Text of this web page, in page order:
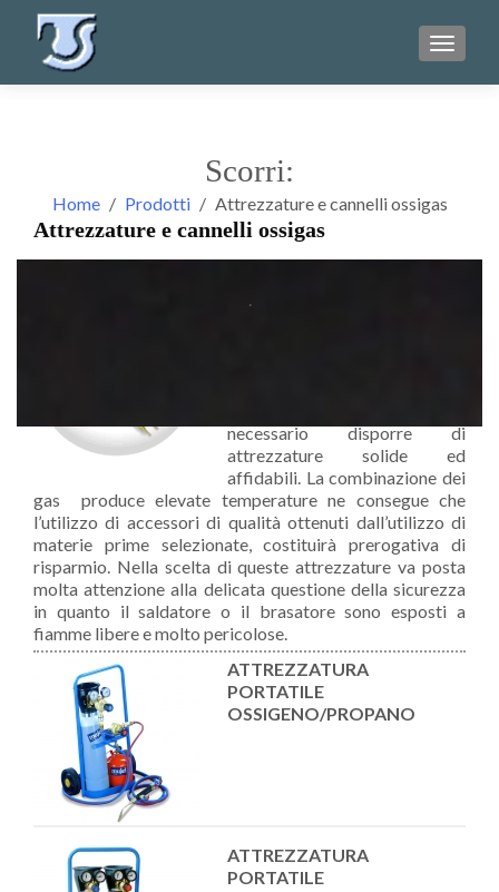
Scorri:
Home Prodotti Attrezzature e cannelli ossigas
Attrezzature e cannelli ossigas
.
necessario disporre di
attrezzature solide ed
affidabili. La combinazione dei
gas produce elevate temperature ne consegue che
l’utilizzo di accessori di qualità ottenuti dall’utilizzo di
materie prime selezionate, costituirà prerogativa di
risparmio. Nella scelta di queste attrezzature va posta
molta attenzione alla delicata questione della sicurezza
in quanto il saldatore o il brasatore sono esposti a
fiamme libere e molto pericolose.
ATTREZZATURA
PORTATILE
OSSIGENO/PROPANO
ATTREZZATURA
PORTATILE